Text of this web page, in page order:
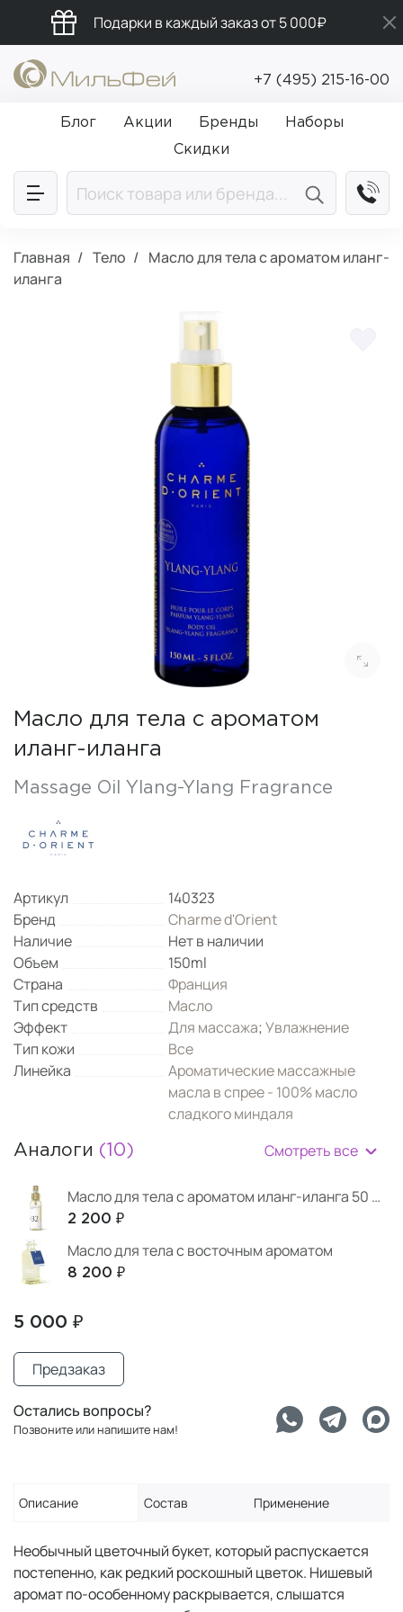
Подарки в каждый заказ от 5 000₽
Бесплатная доставка от 5 000₽
Промокод ПРИВЕТ
+7 (495) 215-16-00
Блог Акции Бренды
Наборы
Скидки
Главная Тело
Масло для тела с ароматом иланг-
иланга
Масло для тела с ароматом
иланг-иланга
Massage Oil Ylang-Ylang Fragrance
Артикул
140323
Бренд
Charme d'Orient
Наличие
Нет в наличии
Объем
150ml
Страна
Франция
Тип средств
Масло
Эффект
Для массажа;Увлажнение
Тип кожи
Все
Линейка
Ароматические массажные
масла в спрее - 100% масло
сладкого миндаля
Аналоги (10) Смотреть все
Масло для тела с ароматом иланг-иланга 50 мл
2 200 ₽
Масло для тела с восточным ароматом
8 200 ₽
5 000 ₽
Предзаказ
Остались вопросы?
Позвоните или напишите нам!
Описание Состав Применение
Необычный цветочный букет, который распускается
постепенно, как редкий роскошный цветок. Нишевый
аромат по-особенному раскрывается, слышатся